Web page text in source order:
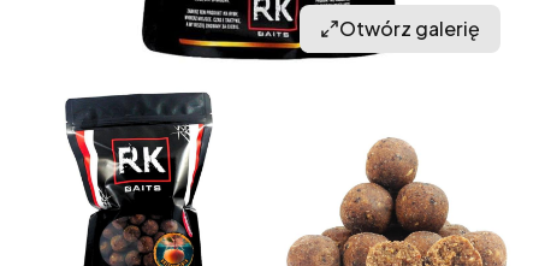
Otwórz galerię